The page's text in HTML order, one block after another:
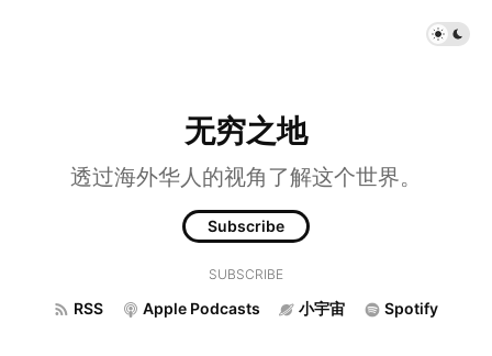
无穷之地
透过海外华人的视角了解这个世界。
Subscribe
SUBSCRIBE
RSS Apple Podcasts 小宇宙 Spotify